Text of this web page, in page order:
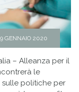
GENNAIO 2020
– Alleanza per il
le
sulle politiche per